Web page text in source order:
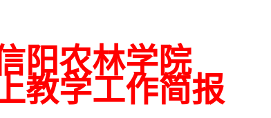
阳农林学院
教学工作简报